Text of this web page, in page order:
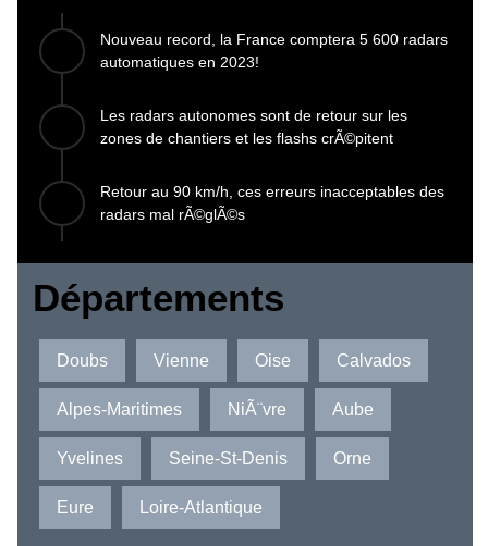
Nouveau record, la France comptera 5 600 radars
automatiques en 2023!
Les radars autonomes sont de retour sur les
zones de chantiers et les flashs crÃ©pitent
Retour au 90 km/h, ces erreurs inacceptables des
radars mal rÃ©glÃ©s
Départements
Doubs Vienne Oise Calvados
Alpes-Maritimes NiÃ¨vre Aube
Yvelines Seine-St-Denis Orne
Eure Loire-Atlantique